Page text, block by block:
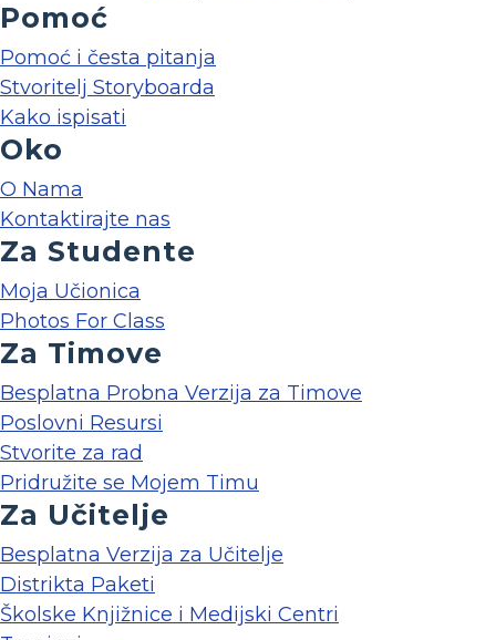
Pomoć
Pomoć i česta pitanja
Stvoritelj Storyboarda
Kako ispisati
Oko
O Nama
Kontaktirajte nas
Za Studente
Moja Učionica
Photos For Class
Za Timove
Besplatna Probna Verzija za Timove
Poslovni Resursi
Stvorite za rad
Pridružite se Mojem Timu
Za Učitelje
Besplatna Verzija za Učitelje
Distrikta Paketi
Školske Knjižnice i Medijski Centri